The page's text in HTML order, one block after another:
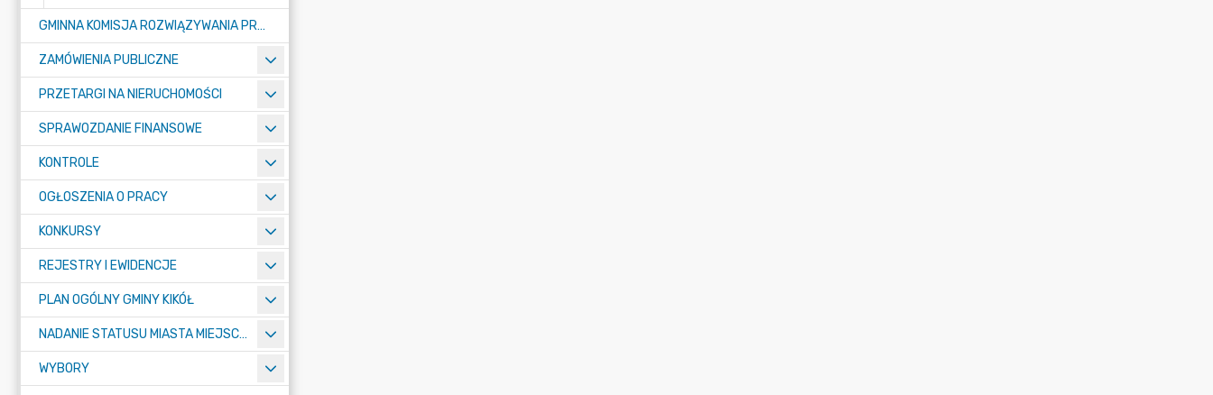
GMINNA KOMISJA ROZWIĄZYWANIA PROBLEMÓW ALKOHOLOWYCH
ZAMÓWIENIA PUBLICZNE
PRZETARGI NA NIERUCHOMOŚCI
SPRAWOZDANIE FINANSOWE
KONTROLE
OGŁOSZENIA O PRACY
KONKURSY
REJESTRY I EWIDENCJE
PLAN OGÓLNY GMINY KIKÓŁ
NADANIE STATUSU MIASTA MIEJSCOWOŚCI KIKÓŁ
WYBORY